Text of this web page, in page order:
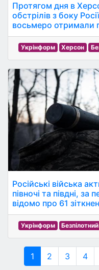
Протягом дня в
обстрілів з боку
восьмеро отримали
Укрінформ Херсон
Російські війська
півночі та півдні,
відомо про 61
Укрінформ
1 2 3 4